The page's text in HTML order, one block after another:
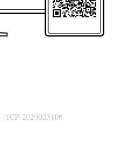
ICP-2020023106